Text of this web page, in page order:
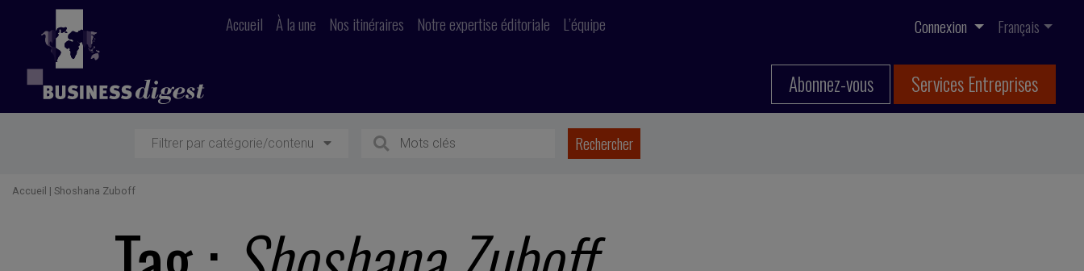
Accueil À la une Nos itinéraires Notre expertise éditoriale L’équipe Connexion Français
Abonnez-vous Services Entreprises
Filtrer par catégorie/contenu
Accueil | Shoshana Zuboff